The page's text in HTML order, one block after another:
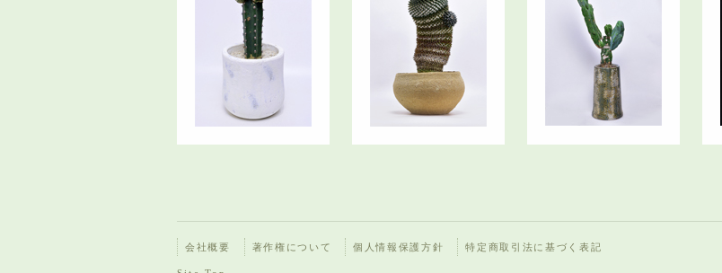
会社概要 著作権について 個人情報保護方針 特定商取引法に基づく表記